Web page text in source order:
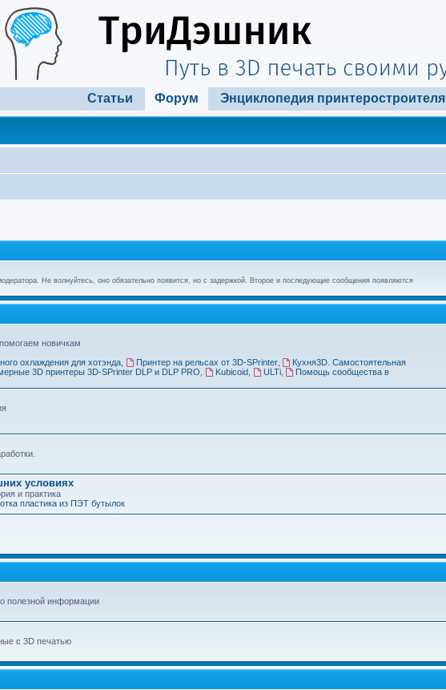
Статьи Форум Энциклопедия принтеростроителя
Не волнуйтесь, оно обязательно появится, но с задержкой. Второе и последующие сообщения появляются
новичкам
охлаждения для хотэнда, Принтер на рельсах от 3D-SPrinter,
Кухня3D. Самостоятельная
3D принтеры 3D-SPrinter DLP и DLP PRO Kubicoid, ULTi,
Помощь сообщества в
условиях
и практика
пластика из ПЭТ бутылок
полезной информации
с 3D печатью